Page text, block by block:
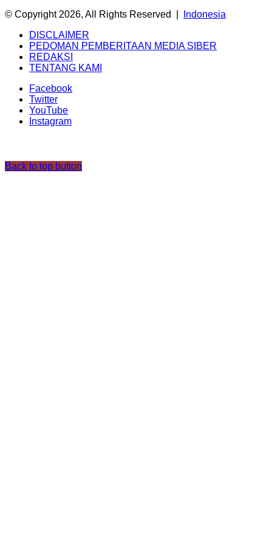
© Copyright 2026, All Rights Reserved |
Indonesia
DISCLAIMER
PEDOMAN PEMBERITAAN MEDIA SIBER
REDAKSI
TENTANG KAMI
Facebook
Twitter
YouTube
Instagram
Back to top button